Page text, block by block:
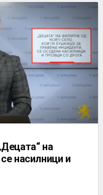
на
насилници и